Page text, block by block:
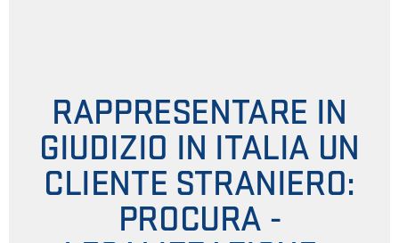
RAPPRESENTARE IN
GIUDIZIO IN ITALIA UN
CLIENTE STRANIERO:
PROCURA -